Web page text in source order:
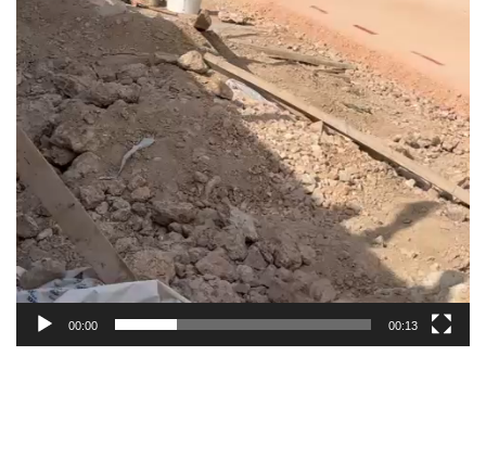
00:00 00:13